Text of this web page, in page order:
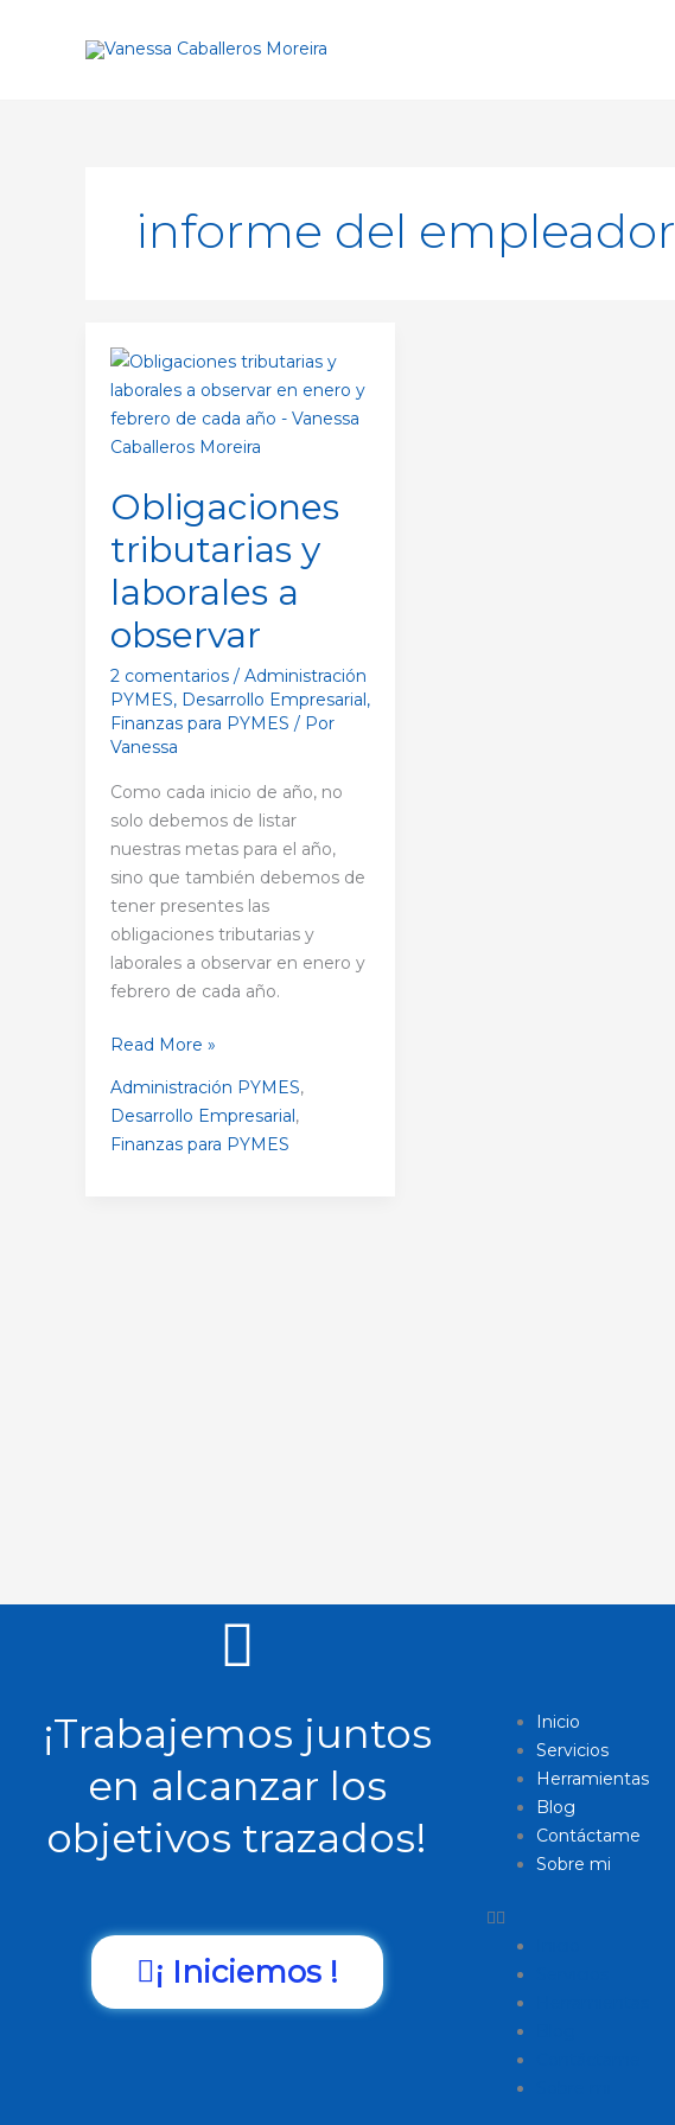
informe del empleador
Obligaciones
tributarias y
laborales a
observar
2 comentarios / Administración
PYMES, Desarrollo Empresarial,
Finanzas para PYMES / Por
Vanessa
Como cada inicio de año, no
solo debemos de listar
nuestras metas para el año,
sino que también debemos de
tener presentes las
obligaciones tributarias y
laborales a observar en enero y
febrero de cada año.
Obligaciones
tributarias
y
laborales
observar
Read More »
Administración PYMES,
Desarrollo Empresarial,
Finanzas para PYMES
¡Trabajemos juntos
en alcanzar los
objetivos trazados!
¡ Iniciemos !
Inicio
Servicios
Herramientas
Blog
Contáctame
Sobre mi